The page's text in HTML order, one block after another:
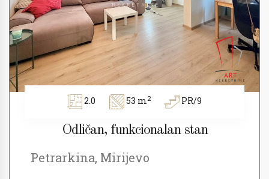
2.0 53 m2 PR/9
Odličan, funkcionalan stan
Petrarkina, Mirijevo